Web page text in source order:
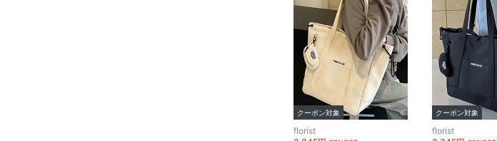
クーポン対象
florist
クーポン対象
florist